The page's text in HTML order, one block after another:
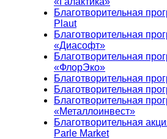
Благотворительная
Plaut
Благотворительная
«Диасофт»
Благотворительная
«ФлорЭко»
Благотворительная
Благотворительная
Благотворительная
«Металлоинвест»
Благотворительная
Parle Market